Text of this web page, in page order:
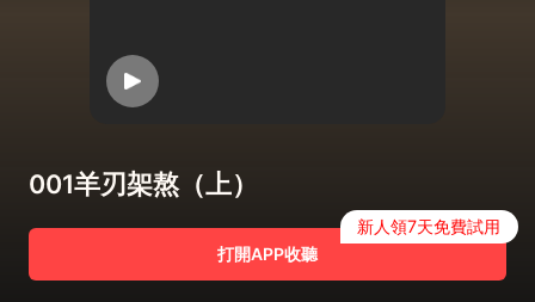
001羊刃架熬（上）
打開APP收聽
新人領7天免費試用